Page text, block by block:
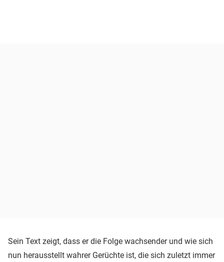
Sein Text zeigt, dass er die Folge wachsender und wie sich
nun herausstellt wahrer Gerüchte ist, die sich zuletzt immer